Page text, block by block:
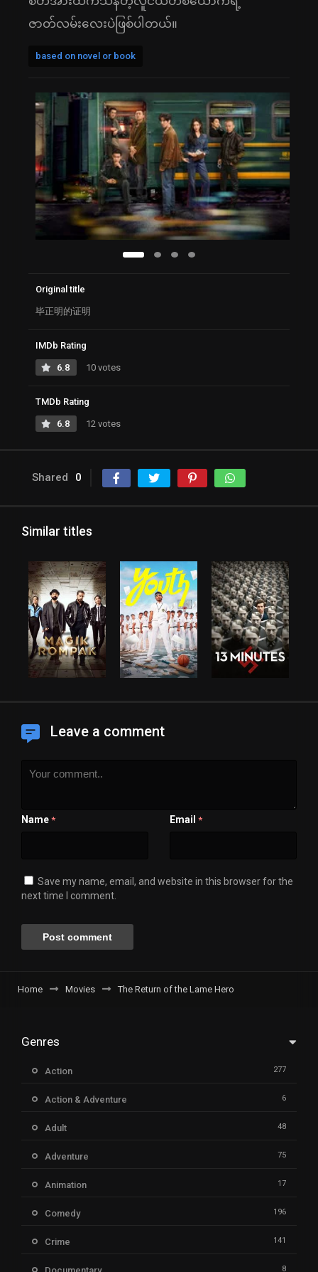
ဇာတ်လမ်းလေးပဲဖြစ်ပါတယ်။
based on novel or book
Original title
毕正明的证明
IMDb Rating
6.8 10 votes
TMDb Rating
6.8 12 votes
Shared 0
Similar titles
Leave a comment
Name * Email *
Save my name, email, and website in this browser for the
next time I comment.
Home Movies The Return of the Lame Hero
Genres
Action 277
Action & Adventure 6
Adult 48
Adventure 75
Animation 17
Comedy 196
Crime 141
8